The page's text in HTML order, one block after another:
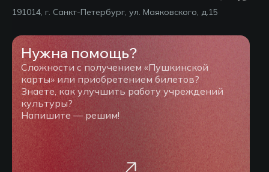
191014, г. Санкт-Петербург, ул. Маяковского, д.15
Нужна помощь?
Сложности с получением «Пушкинской
карты» или приобретением билетов?
Знаете, как улучшить работу учреждений
культуры?
Напишите — решим!